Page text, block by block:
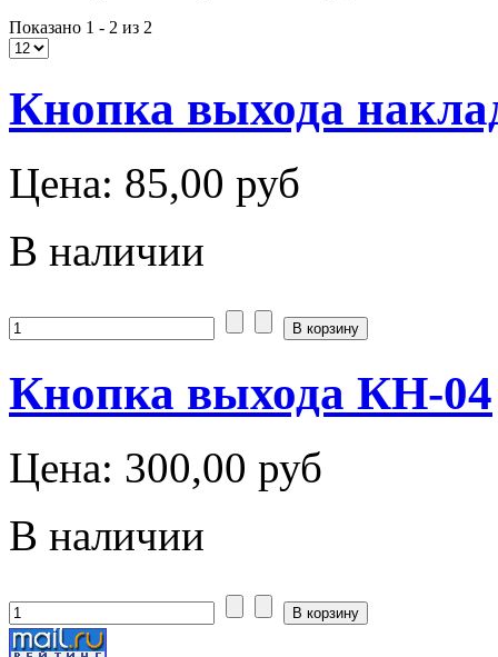
Показано 1 - 2 из 2
Кнопка выхода
Цена: 85,00 руб
В наличии
Кнопка выхода КН-04
Цена: 300,00 руб
В наличии